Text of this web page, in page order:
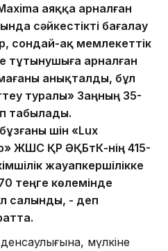
аяққа арналған
сәйкестікті бағалау
сондай-ақ мемлекеттік
тұтынушыға арналған
анықталды, бұл
туралы» Заңның 35-
табылады.
үшін «Lux
ЖШС ҚР ӘҚБтК-нің 415-
жауапкершілікке
теңге көлемінде
салынды, - деп
мүлкіне